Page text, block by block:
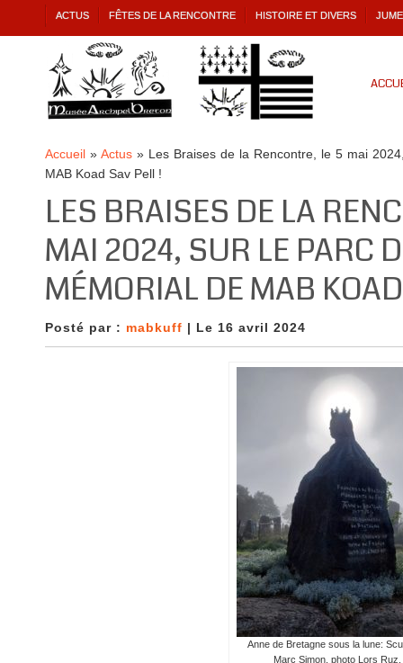
ACTUS FÊTES DE LA RENCONTRE HISTOIRE ET DIVERS
Accueil » Actus » Les Braises de la Rencontre, le 5 mai
MAB Koad Sav Pell !
LES BRAISES DE LA
MAI 2024, SUR LE PARC
MÉMORIAL DE MAB
Posté par : mabkuff | Le 16 avril 2024
Anne de Bretagne sous la lune:
Marc Simon, photo Lors Ruz.